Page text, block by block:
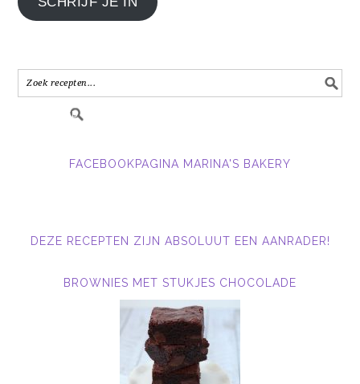
e-
in.....
FACEBOOKPAGINA MARINA'S BAKERY
DEZE RECEPTEN ZIJN ABSOLUUT EEN AANRADER!
BROWNIES MET STUKJES CHOCOLADE